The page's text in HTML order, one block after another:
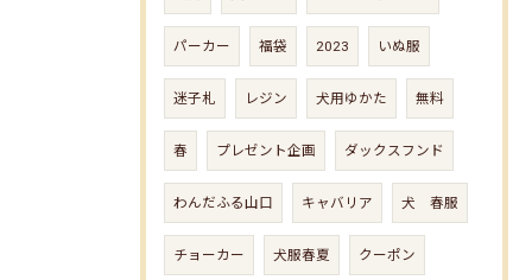
パーカー 福袋 2023 いぬ服
迷子札 レジン 犬用ゆかた 無料
春 プレゼント企画 ダックスフンド
わんだふる山口 キャバリア 犬 春服
チョーカー 犬服春夏 クーポン